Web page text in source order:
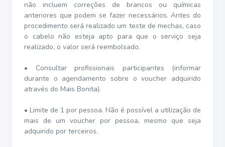
não incluem correções de brancos ou químicas
anteriores que podem se fazer necessários. Antes do
procedimento será realizado um teste de mechas, caso
o cabelo não esteja apto para que o serviço seja
realizado, o valor será reembolsado.
• Consultar profissionais participantes (informar
durante o agendamento sobre o voucher adquirido
através do Mais Bonita).
• Limite de 1 por pessoa. Não é possível a utilização de
mais de um voucher por pessoa, mesmo que seja
adquirido por terceiros.